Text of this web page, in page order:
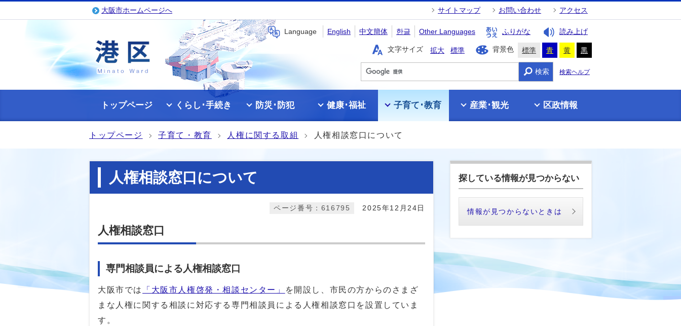
大阪市ホームページへ サイトマップ お問い合わせ アクセス
Language English 中文簡体 한글 Other Languages ふりがな 読み上げ
文字サイズ 拡大 標準 背景色 標準 青 黄 黒
検索 検索ヘルプ
トップページ くらし･手続き 防災･防犯 健康･福祉 子育て･教育 産業･観光 区政情報
トップページ 子育て・教育 人権に関する取組 人権相談窓口について
人権相談窓口について
2025年12月24日
ページ番号：616795
人権相談窓口
専門相談員による人権相談窓口
大阪市では 「大阪市人権啓発・相談センター」
を開設し、市民の方からのさまざ
まな人権に関する相談に対応する専門相談員による人権相談窓口を設置していま
す。
探している情報が見つからない
情報が見つからないときは